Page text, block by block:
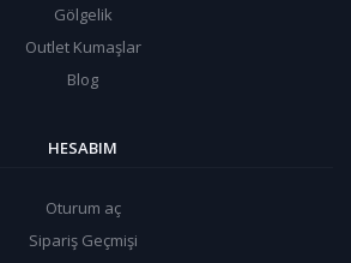
Gölgelik
Outlet Kumaşlar
Blog
HESABIM
Oturum aç
Sipariş Geçmişi